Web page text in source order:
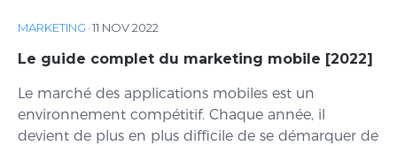
MARKETING ·11 NOV 2022
Le guide complet du marketing mobile [2022]
Le marché des applications mobiles est un
environnement compétitif. Chaque année, il
devient de plus en plus difficile de se démarquer de